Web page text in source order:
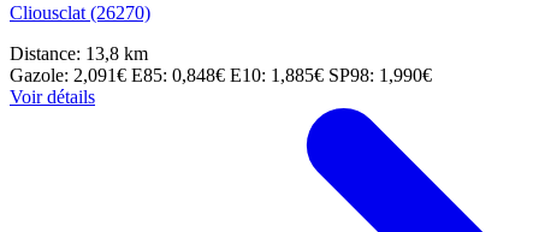
Cliousclat (26270)
Distance: 13,8 km
Gazole: 2,091€ E85: 0,848€ E10: 1,885€ SP98: 1,990€
Voir détails